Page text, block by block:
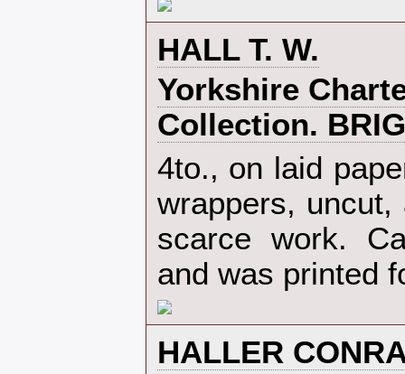
‎HALL T. W.‎
‎Yorkshire
Collection.
‎4to., on laid
wrappers,
scarce work.
and was printed
‎HALLER